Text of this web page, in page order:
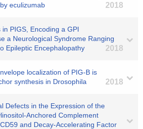
eculizumab
2018
PIGS, Encoding a GPI
a Neurological Syndrome Ranging
Epileptic Encephalopathy
2018
localization of PIG-B is
synthesis in Drosophila
2018
Defects in the Expression of the
Anchored Complement
and Decay-Accelerating Factor